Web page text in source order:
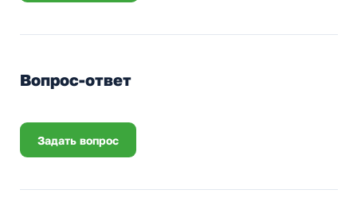
Вопрос-ответ
Задать вопрос